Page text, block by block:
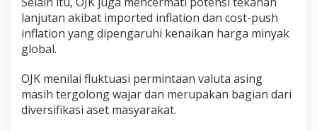
lanjutan akibat imported inflation dan cost-push
inflation yang dipengaruhi kenaikan harga minyak
global.
OJK menilai fluktuasi permintaan valuta asing
masih tergolong wajar dan merupakan bagian dari
diversifikasi aset masyarakat.